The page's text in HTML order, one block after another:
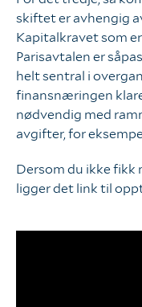
skiftet er avhengig
Kapitalkravet som
Parisavtalen er
helt sentral i
finansnæringen
nødvendig med
avgifter, for
Dersom du ikke fikk
ligger det link til